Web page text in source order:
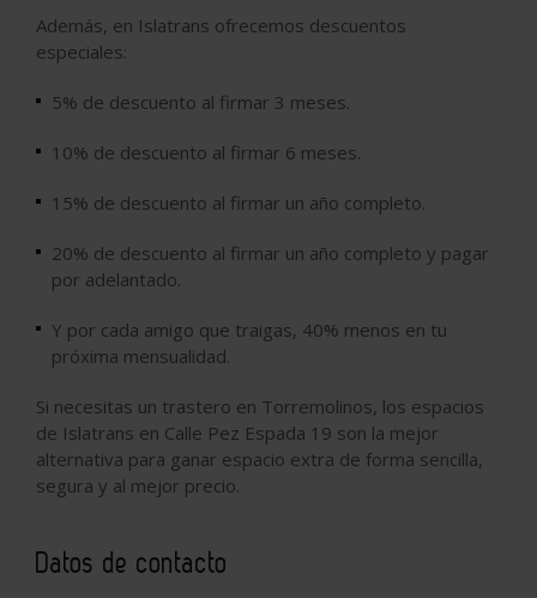
Además, en Islatrans ofrecemos descuentos
especiales:
5% de descuento al firmar 3 meses.
10% de descuento al firmar 6 meses.
15% de descuento al firmar un año completo.
20% de descuento al firmar un año completo y pagar
por adelantado.
Y por cada amigo que traigas, 40% menos en tu
próxima mensualidad.
Si necesitas un trastero en Torremolinos, los espacios
de Islatrans en Calle Pez Espada 19 son la mejor
alternativa para ganar espacio extra de forma sencilla,
segura y al mejor precio.
Datos de contacto